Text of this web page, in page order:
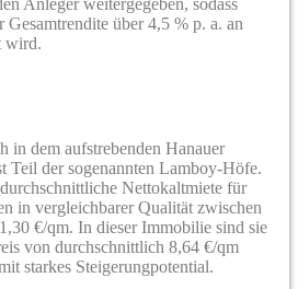
Gesamtrendite über 4,5 % p. a. an
wird.
in dem aufstrebenden Hanauer
Teil der sogenannten Lamboy-Höfe.
Nettokaltmiete für
in vergleichbarer Qualität zwischen
€/qm. In dieser Immobilie sind sie
von durchschnittlich 8,64 €/qm
starkes Steigerungpotential.